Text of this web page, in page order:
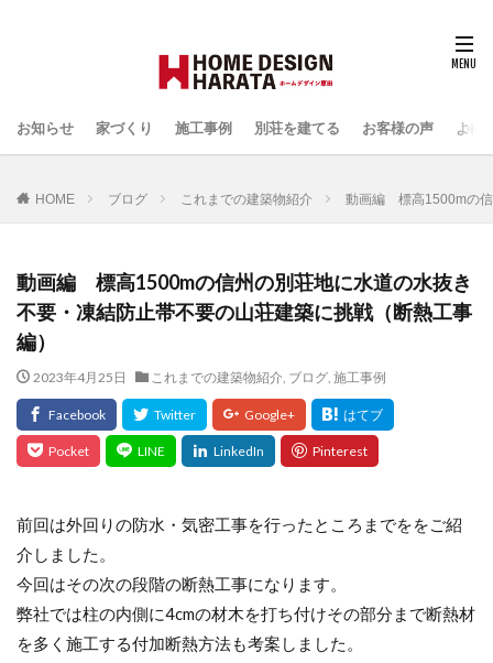
お知らせ 家づくり 施工事例 別荘を建てる お客様の声 よく
HOME ブログ これまでの建築物紹介 動画編 標高1500mの信
動画編 標高1500mの信州の別荘地に水道の水抜き
不要・凍結防止帯不要の山荘建築に挑戦（断熱工事
編）
2023年4月25日 これまでの建築物紹介, ブログ, 施工事例
前回は外回りの防水・気密工事を行ったところまでををご紹
介しました。
今回はその次の段階の断熱工事になります。
弊社では柱の内側に4cmの材木を打ち付けその部分まで断熱材
を多く施工する付加断熱方法も考案しました。